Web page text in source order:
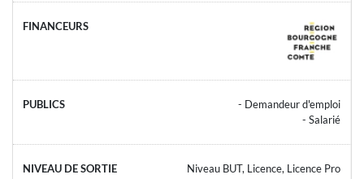
- Demandeur d'emploi
- Salarié
Niveau BUT, Licence, Licence Pro